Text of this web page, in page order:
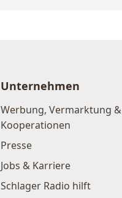
Unternehmen
Werbung, Vermarktung &
Kooperationen
Presse
Jobs & Karriere
Schlager Radio hilft